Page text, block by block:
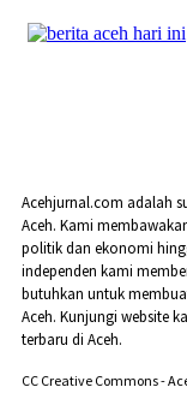
Acehjurnal.com adalah
Aceh. Kami
politik dan ekonomi
independen kami
butuhkan untuk
Aceh. Kunjungi website
terbaru di Aceh.
CC Creative Commons -